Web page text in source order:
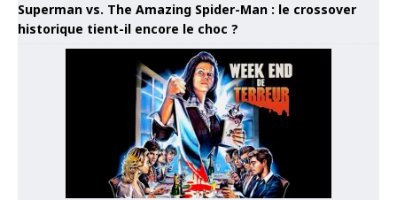
Superman vs. The Amazing Spider-Man : le crossover
historique tient-il encore le choc ?